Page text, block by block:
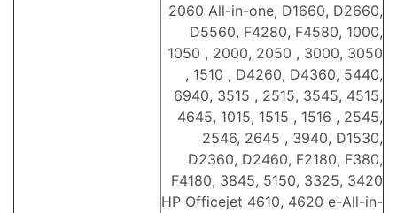
2060 All-in-one, D1660, D2660,
D5560, F4280, F4580, 1000,
1050 , 2000, 2050 , 3000, 3050
, 1510 , D4260, D4360, 5440,
6940, 3515 , 2515, 3545, 4515,
4645, 1015, 1515 , 1516 , 2545,
2546, 2645 , 3940, D1530,
D2360, D2460, F2180, F380,
F4180, 3845, 5150, 3325, 3420
HP Officejet 4610, 4620 e-All-in-